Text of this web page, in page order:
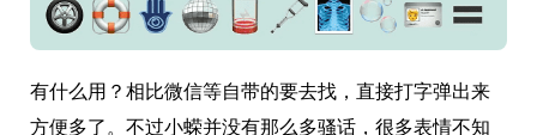
有什么用？相比微信等自带的要去找，直接打字弹出来
方便多了。不过小蝾并没有那么多骚话，很多表情不知